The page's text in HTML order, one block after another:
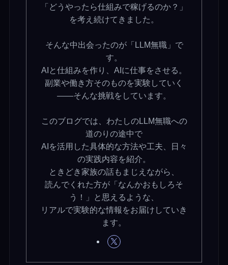
「どうやったら仕組みで稼げるのか？」
を考え続けてきました。
そんな中出会ったのが「LLM無職」で
す。
AIと仕組みを作り、AIに仕事をさせる。
副業や働き方そのものを実験していく
——そんな挑戦をしています。
このブログでは、わたしのLLM無職への
道のりの途中で
AIを活用した具体的な方法や工夫、日々
の実践内容を紹介。
ときどき家族の話もまじえながら、
読んでくれた方が「なんかおもしろそ
う！」と思えるような、
リアルで実験的な情報をお届けしていき
ます。